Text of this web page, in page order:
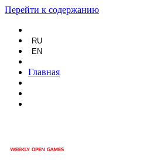
Перейти к содержанию
RU
EN
Главная